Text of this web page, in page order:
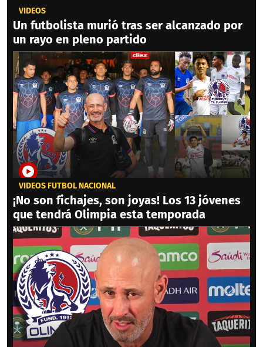
VIDEOS
Un futbolista murió tras ser alcanzado por
un rayo en pleno partido
VIDEOS FÚTBOL NACIONAL
¡No son fichajes, son joyas! Los 13 jóvenes
que tendrá Olimpia esta temporada